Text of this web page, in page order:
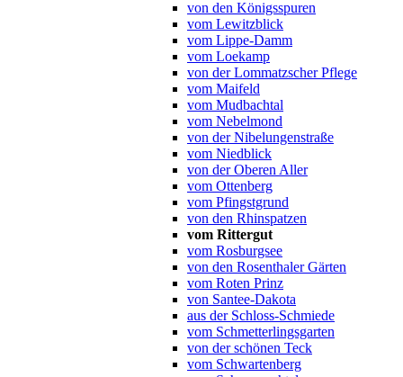
von den Königsspuren
vom Lewitzblick
vom Lippe-Damm
vom Loekamp
von der Lommatzscher Pflege
vom Maifeld
vom Mudbachtal
vom Nebelmond
von der Nibelungenstraße
vom Niedblick
von der Oberen Aller
vom Ottenberg
vom Pfingstgrund
von den Rhinspatzen
vom Rittergut
vom Rosburgsee
von den Rosenthaler Gärten
vom Roten Prinz
von Santee-Dakota
aus der Schloss-Schmiede
vom Schmetterlingsgarten
von der schönen Teck
vom Schwartenberg